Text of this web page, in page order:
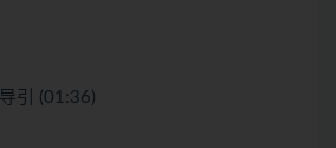
引 (01:36)